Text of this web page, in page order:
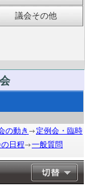
議会その他
の動き
定例会・臨時
日程 一般質問